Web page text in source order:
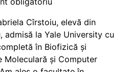
Cîrstoiu, elevă din
admisă la Yale University cu
în Biofizică și
Moleculară și Computer